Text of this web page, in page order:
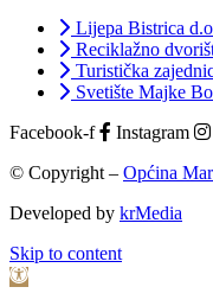
Lijepa Bistrica
Reciklažno
Turistička
Svetište Majke
Facebook-f
Instagram
© Copyright – Općina
Developed by krMedia
Skip to content
Open toolbar